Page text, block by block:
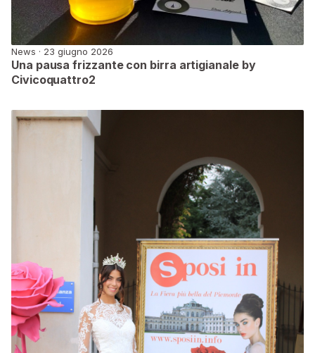
News · 23 giugno 2026
Una pausa frizzante con birra artigianale by
Civicoquattro2